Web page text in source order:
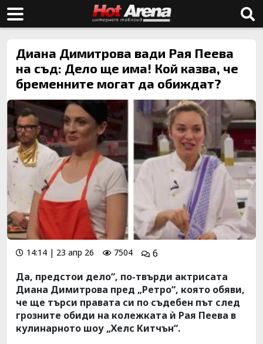
Диана Димитрова вади Рая Пеева
на съд: Дело ще има! Кой казва, че
бременните могат да обиждат?
14:14 | 23 апр 26 7504
6
Да, предстои дело“, по-твърди актрисата
Диана Димитрова пред „Ретро“, която обяви,
че ще търси правата си по съдебен път след
грозните обиди на колежката ѝ Рая Пеева в
кулинарното шоу „Хелс Китчън“.